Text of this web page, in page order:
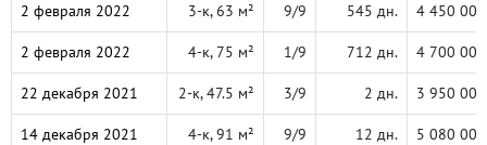
2 февраля 2022 3-к, 63 м² 9/9 545 дн. 4 450 000
2 февраля 2022 4-к, 75 м² 1/9 712 дн. 4 700 000
22 декабря 2021 2-к, 47.5 м² 3/9 2 дн. 3 950 000
14 декабря 2021 4-к, 91 м² 9/9 12 дн. 5 080 000